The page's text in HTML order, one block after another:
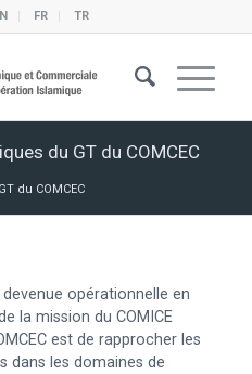
FR TR
du GT du COMCEC
du COMCEC
devenue opérationnelle en
la mission du COMICE
est de rapprocher les
dans les domaines de